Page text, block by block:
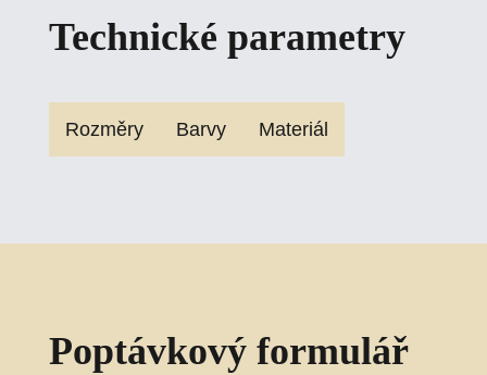
Technické parametry
Rozměry Barvy Materiál
Poptávkový formulář